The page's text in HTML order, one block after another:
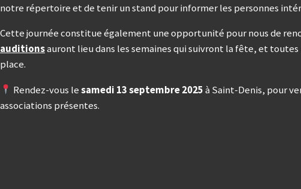
notre répertoire et de tenir un stand pour informer les personnes
Cette journée constitue également une opportunité pour nous de
auditionsauront lieu dans les semaines qui suivront la fête, et
place.
Rendez-vous lesamedi 13 septembre 2025à Saint-Denis, pour
associations présentes.